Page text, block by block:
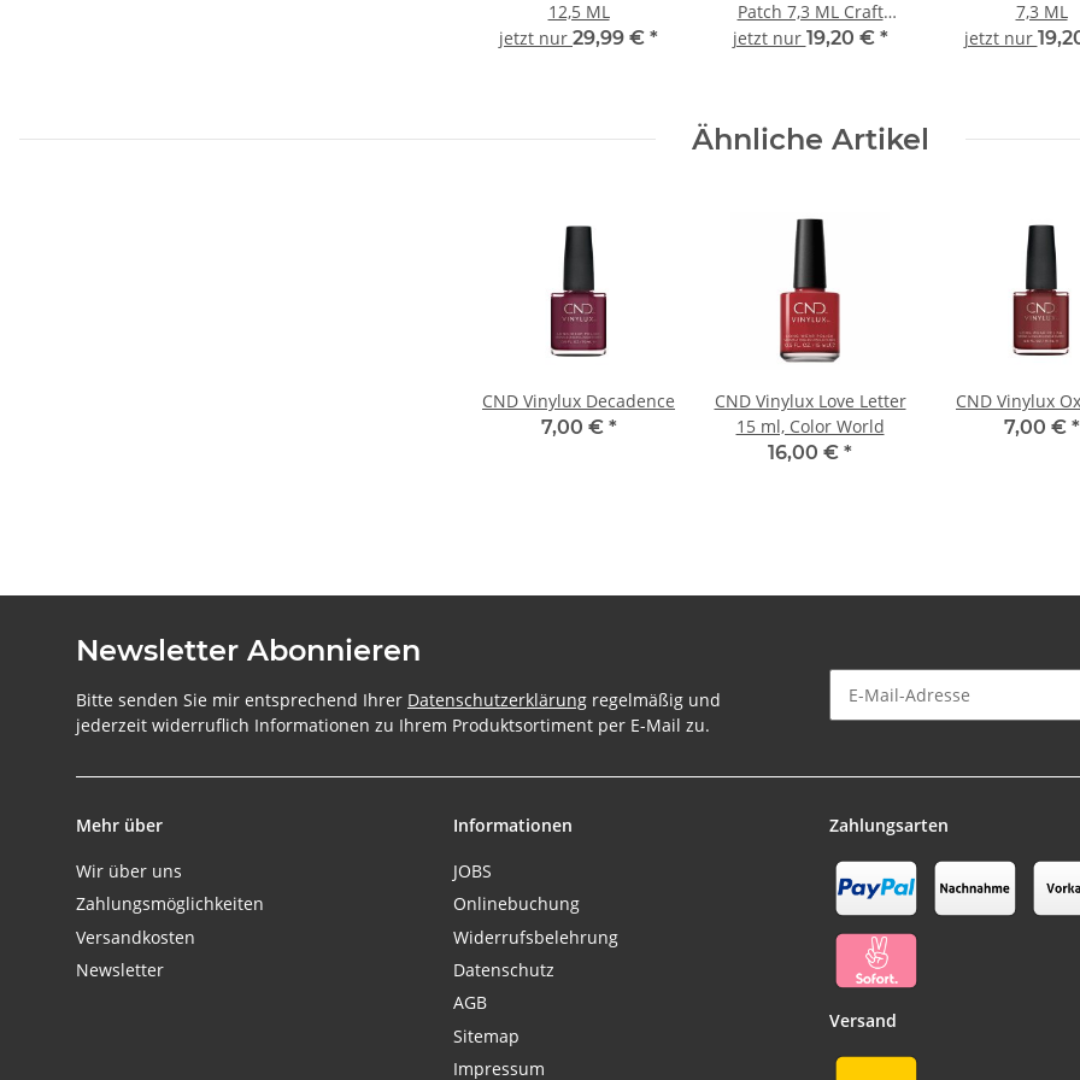
12,5 ML
jetzt nur 29,99 € *
Patch 7,3 ML Craft
Culture Collection
jetzt nur 19,20 € *
7,3 ML
jetzt nur
Ähnliche Artikel
CND Vinylux Decadence
7,00 € *
CND Vinylux Love Letter
15 ml, Color World
16,00 € *
CND Vinylux
7,00 € *
Newsletter Abonnieren
Bitte senden Sie mir entsprechend Ihrer Datenschutzerklärung regelmäßig und
jederzeit widerruflich Informationen zu Ihrem Produktsortiment per E-Mail zu.
Mehr über
Wir über uns
Zahlungsmöglichkeiten
Versandkosten
Newsletter
Informationen
JOBS
Onlinebuchung
Widerrufsbelehrung
Datenschutz
AGB
Sitemap
Impressum
Zahlungsarten
Versand